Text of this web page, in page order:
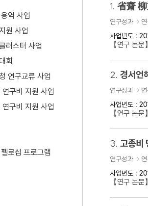
검색 연산자 사용안내
연산자
AND
OR 정조 OR 정약용 “정조” 또는 “
료를 검색
역 사업
원 사업
러스터 사업
회
연구교류 사업
구비 지원 사업
구비 지원 사업
로십 프로그램
1. 省齋
연구성과
사업년도 :
【연구 논
2. 경서언
연구성과
사업년도 :
【연구 논
3. 고종비
연구성과
사업년도 :
【연구 논